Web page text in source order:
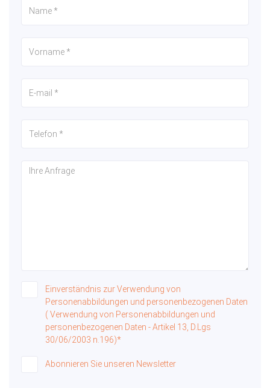
Einverständnis zur Verwendung von
Personenabbildungen und personenbezogenen Daten
( Verwendung von Personenabbildungen und
personenbezogenen Daten - Artikel 13, D.Lgs
30/06/2003 n.196)*
Abonnieren Sie unseren Newsletter